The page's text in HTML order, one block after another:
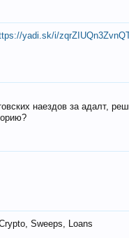
yadi.sk/i/
наездов за адалт,
Sweeps, Loans